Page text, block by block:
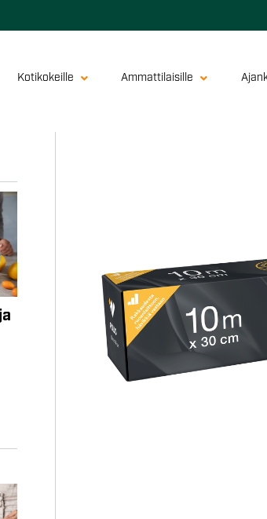
Kotikokeille Ammattilaisille